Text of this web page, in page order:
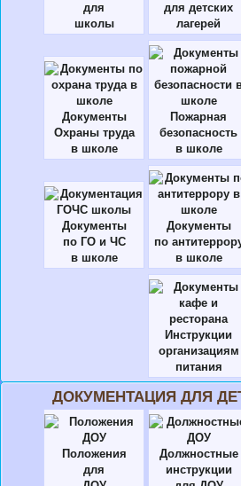
для
школы
для детских
лагерей
Документы
Охраны труда
в школе
Пожарная
безопасность
в школе
Документы
по ГО и ЧС
в школе
Документы
по
в школе
Инструкции
организациям
питания
ДОКУМЕНТАЦИЯ ДЛЯ
Положения
для
Должностные
инструкции